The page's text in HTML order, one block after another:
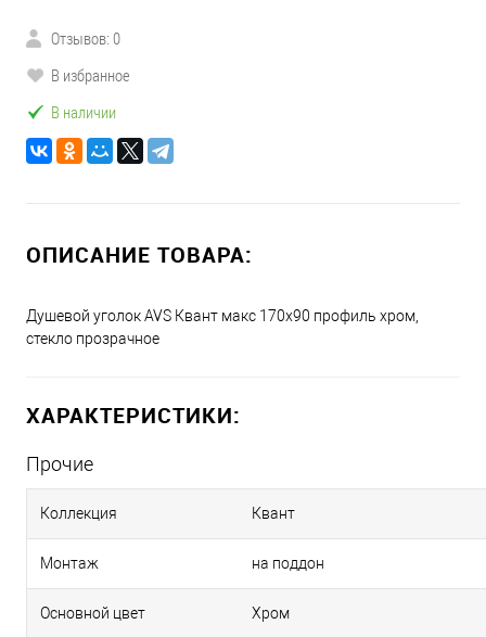
Отзывов: 0
В избранное
В наличии
ОПИСАНИЕ ТОВАРА:
Душевой уголок AVS Квант макс 170x90 профиль хром,
стекло прозрачное
ХАРАКТЕРИСТИКИ:
Прочие
Коллекция Квант
Монтаж на поддон
Основной цвет Хром